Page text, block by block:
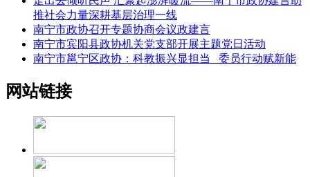
推社会力量深耕基层治理一线
南宁市政协召开专题协商会议政建言
南宁市宾阳县政协机关党支部开展主题党日活动
南宁市邕宁区政协：科教振兴显担当 委员行动赋新能
网站链接